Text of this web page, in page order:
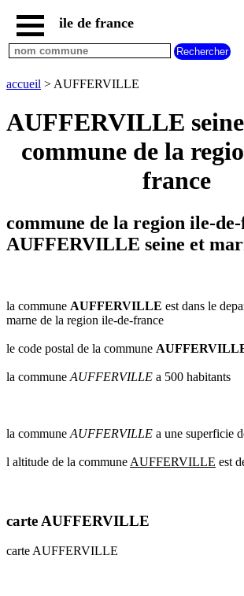
accueil
paris
communes
communes
hauts
seine
marne
communes
communes
val
oise
val
communes
radar
ile de france
accueil > AUFFERVILLE
AUFFERVILLE
commune de la
france
commune de la region ile-
AUFFERVILLE seine et
la commune AUFFERVILLE est dans le
marne de la region ile-de-france
le code postal de la commune
la commune AUFFERVILLE a 500 habitants
la commune AUFFERVILLE a une superficie
l altitude de la commune AUFFERVILLE est
carte AUFFERVILLE
carte AUFFERVILLE